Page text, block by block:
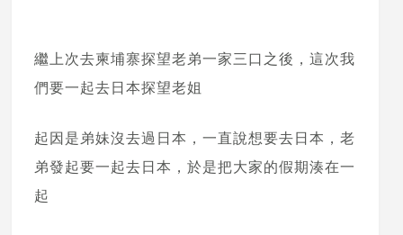
繼上次去柬埔寨探望老弟一家三口之後，這次我
們要一起去日本探望老姐
起因是弟妹沒去過日本，一直說想要去日本，老
弟發起要一起去日本，於是把大家的假期湊在一
起